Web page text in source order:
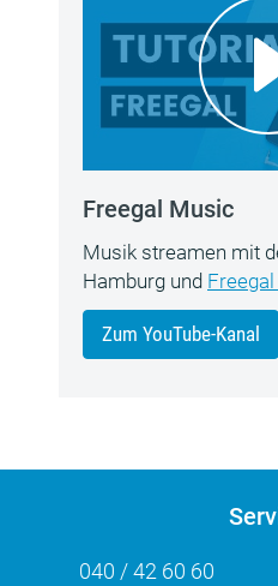
Freegal Music
Musik streamen mit
Hamburg und
Zum YouTube-Kanal
040 / 42 60 60